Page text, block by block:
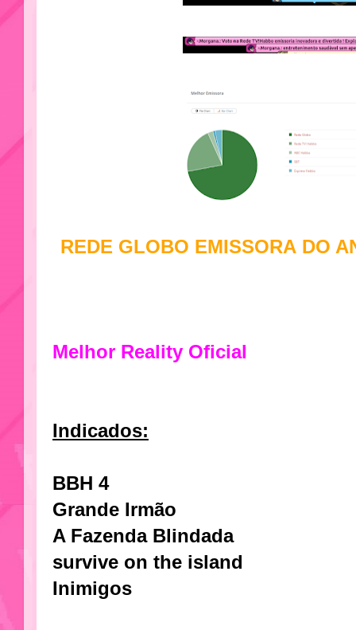
REDE GLOBO EMISSORA DO
Melhor Reality Oficial
Indicados:
BBH 4
Grande Irmão
A Fazenda Blindada
survive on the island
Inimigos